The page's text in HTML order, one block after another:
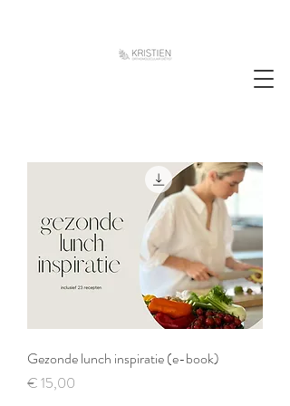
Gezonde lunch inspiratie (e-book)
Prijs
€ 15,00